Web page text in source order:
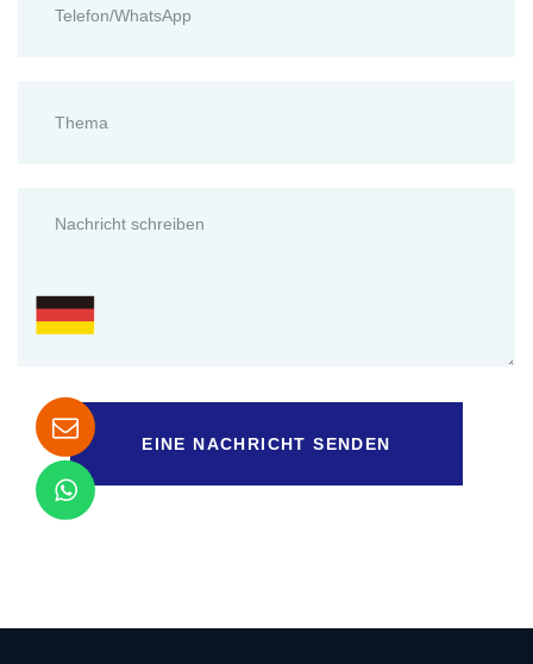
EINE NACHRICHT SENDEN